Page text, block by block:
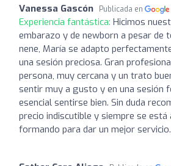
Vanessa Gascón Publicada en
Experiencia fantástica: Hicimos
embarazo y de newborn a pesar de
nene, María se adapto
una sesión preciosa. Gran
persona, muy cercana y un trato
sentir muy a gusto y en una sesión
esencial sentirse bien. Sin duda
precio indiscutible y siempre se está
formando para dar un mejor servicio.